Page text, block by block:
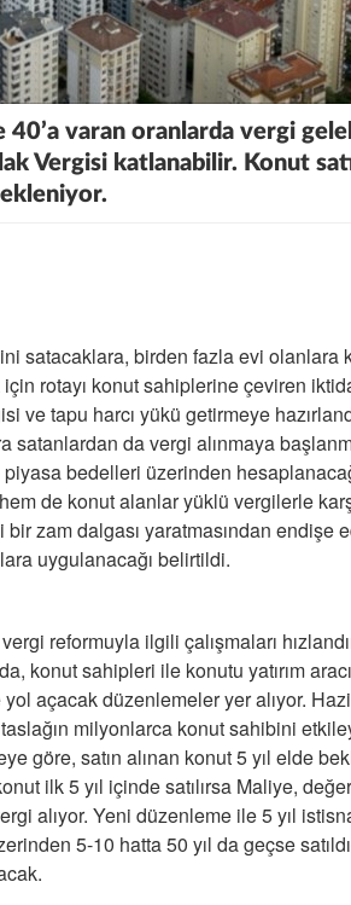
40’a varan oranlarda vergi
Vergisi katlanabilir. Konut
satacaklara, birden fazla evi olanlara
rotayı konut sahiplerine çeviren
ve tapu harcı yükü getirmeye
satanlardan da vergi alınmaya
bedelleri üzerinden
de konut alanlar yüklü vergilerle
zam dalgası yaratmasından endişe
uygulanacağı belirtildi.
reformuyla ilgili çalışmaları
konut sahipleri ile konutu yatırım
açacak düzenlemeler yer alıyor.
milyonlarca konut sahibini
göre, satın alınan konut 5 yıl elde
ilk 5 yıl içinde satılırsa Maliye,
alıyor. Yeni düzenleme ile 5 yıl
5-10 hatta 50 yıl da geçse